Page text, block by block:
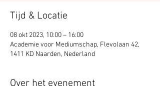
Tijd & Locatie
08 okt 2023, 10:00 – 16:00
Academie voor Mediumschap, Flevolaan 42,
1411 KD Naarden, Nederland
Over het evenement